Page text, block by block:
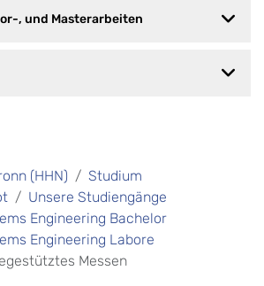
, und Masterarbeiten
(HHN)
Studium
Unsere Studiengänge
Engineering Bachelor
Engineering Labore
Messen